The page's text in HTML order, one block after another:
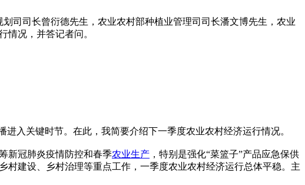
司司长曾衍德先生，农业农村部种植业管理司司长潘文博先生，农业
情况，并答记者问。
入关键时节。在此，我简要介绍下一季度农业农村经济运行情况。
新冠肺炎疫情防控和春季农业生产 ，特别是强化“菜篮子”产品应急保供
村建设、乡村治理等重点工作，一季度农业农村经济运行总体平稳。主